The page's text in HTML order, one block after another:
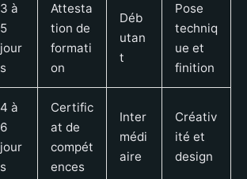
3 à
5
jour
s
Attesta
tion de
formati
on
Déb
utan
t
Pose
techniq
ue et
finition
4 à
6
jour
s
Certific
at de
compét
ences
Inter
médi
aire
Créativ
ité et
design